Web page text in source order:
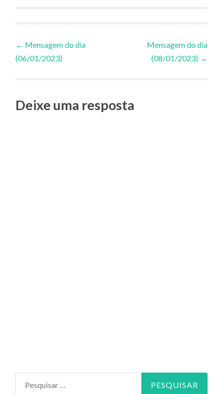
Navegação
de
Posts
← Mensagem do dia
(06/01/2023)
Mensagem do dia
(08/01/2023) →
Deixe uma resposta